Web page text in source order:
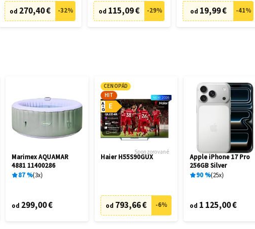
od 270,40 € -32% od 115,09 € -29% od 19,99 € -41%
Marimex AQUAMAR
4881 11400286
87% 3x
od 299,00 €
CENOPÁD
HIT
E
A
G
Sponzorované
Haier H55S90GUX
od 793,66 € -6%
Apple iPhone 17 Pro
256GB Silver
90 % 25x
od 1 125,00 €